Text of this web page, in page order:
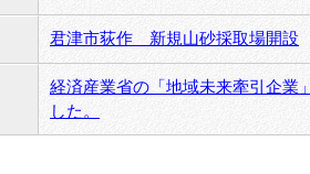
君津市荻作 新規山砂採取場開設
経済産業省の「地域未来牽引企業
した。